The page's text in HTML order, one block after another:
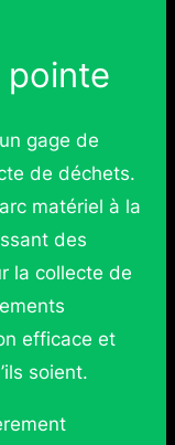
pointe
gage de
de déchets.
matériel à la
des
la collecte de
efficace et
soient.